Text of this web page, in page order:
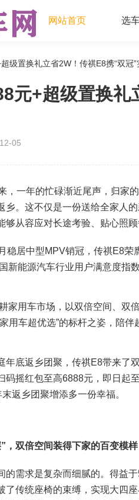
网站首页 选
级置换礼立省2W！传祺E8携“双冠
元+超级置换礼
05
一年的忙碌渐近尾声，归家的
乡。这不仅是一份送给全家人
够从容应对长途考验、贴心照
居中型MPV销冠，传祺E8荣
新能源汽车行业用户满意度指
用车市场，以双倍空间、双倍
用车超优选”的标杆之姿，陪伴
底返乡团聚，传祺E8带来了双
码摇红包至高6888元，即日起
末返乡团聚增添多一份幸福。
，双倍空间装得下家的百变模样
需求是复杂而细腻的。得益于
了传统座椅的束缚，实现大四